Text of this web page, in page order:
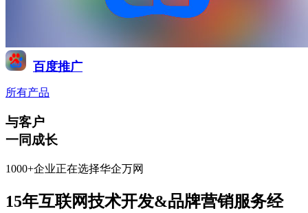
百度推广
所有产品
与客户
一同成长
1000+企业正在选择华企万网
15年互联网技术开发&品牌营销服务经